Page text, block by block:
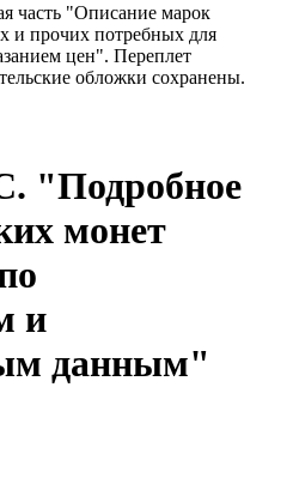
часть "Описание марок
и прочих потребных для
цен". Переплет
обложки сохранены.
"Подробное
монет
и
данным"